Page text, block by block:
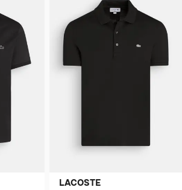
LACOSTE